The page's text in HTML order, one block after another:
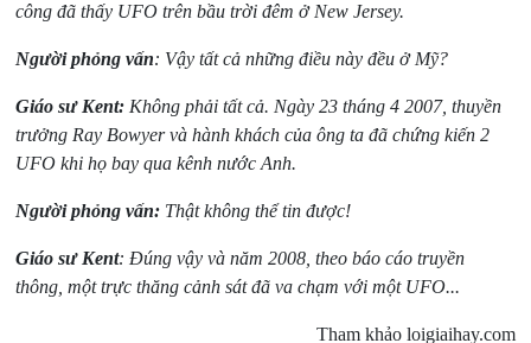
công đã thấy UFO trên bầu trời đêm ở New Jersey.
Người phỏng vấn: Vậy tất cả những điều này đều ở Mỹ?
Giáo sư Kent: Không phải tất cả. Ngày 23 tháng 4 2007, thuyền
trưởng Ray Bowyer và hành khách của ông ta đã chứng kiến 2
UFO khi họ bay qua kênh nước Anh.
Người phỏng vấn: Thật không thể tin được!
Giáo sư Kent: Đúng vậy và năm 2008, theo báo cáo truyền
thông, một trực thăng cảnh sát đã va chạm với một UFO...
Tham khảo loigiaihay.com